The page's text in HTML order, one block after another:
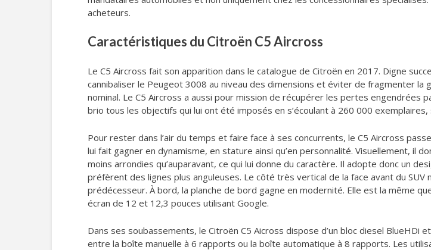
acheteurs.
Caractéristiques du Citroën C5 Aircross
Le C5 Aircross fait son apparition dans le catalogue de Citroën en 2017. Digne
cannibaliser le Peugeot 3008 au niveau des dimensions et éviter de fragmenter la
nominal. Le C5 Aircross a aussi pour mission de récupérer les pertes engendrées
brio tous les objectifs qui lui ont été imposés en s’écoulant à 260 000
Pour rester dans l’air du temps et faire face à ses concurrents, le C5 Aircross
lui fait gagner en dynamisme, en stature ainsi qu’en personnalité. Visuellement, il
moins arrondies qu’auparavant, ce qui lui donne du caractère. Il adopte donc un
préfèrent des lignes plus anguleuses. Le côté très vertical de la face avant du
prédécesseur. À bord, la planche de bord gagne en modernité. Elle est la même
écran de 12 et 12,3 pouces utilisant Google.
Dans ses soubassements, le Citroën C5 Aicross dispose d’un bloc diesel BlueHDi
entre la boîte manuelle à 6 rapports ou la boîte automatique à 8 rapports. Les